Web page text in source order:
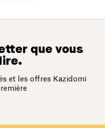
que vous
et les offres Kazidomi